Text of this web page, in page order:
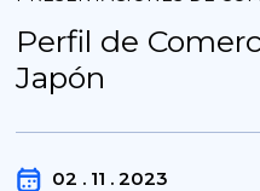
Perfil de
Japón
02 . 11 . 2023